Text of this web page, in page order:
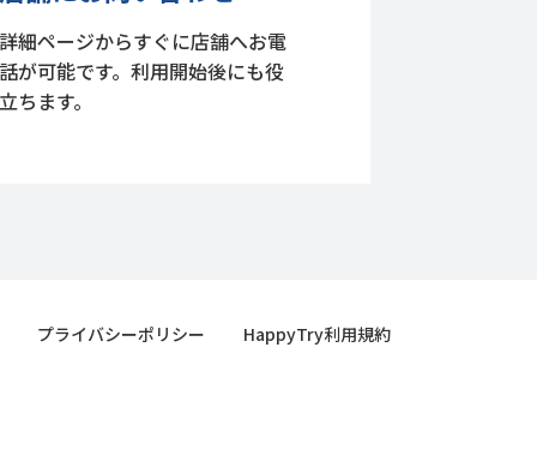
細ページからすぐに店舗へお電
が可能です。利用開始後にも役
ちます。
プライバシーポリシー HappyTry利用規約